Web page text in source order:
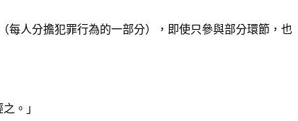
每人分擔犯罪行為的一部分），即使只參與部分環節，也
。」